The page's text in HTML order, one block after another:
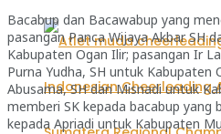
Bacabup dan Bacawabup yang
pasangan Panca Wijaya Akbar SH
Kabupaten Ogan Ilir; pasangan Ir
Purna Yudha, SH untuk Kabupaten
Abusama, SH dan Misnadi untuk
memberi SK kepada bacabup yang
kepada Apriadi untuk Kabupaten